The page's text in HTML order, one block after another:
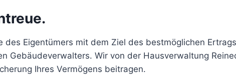
des Eigentümers mit dem Ziel des bestmöglichen
Gebäudeverwalters. Wir von der Hausverwaltung
Ihres Vermögens beitragen.